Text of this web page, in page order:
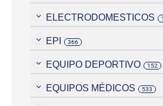
ELECTRODOMESTICOS
EPI 366
EQUIPO DEPORTIVO 152
EQUIPOS MÉDICOS 533